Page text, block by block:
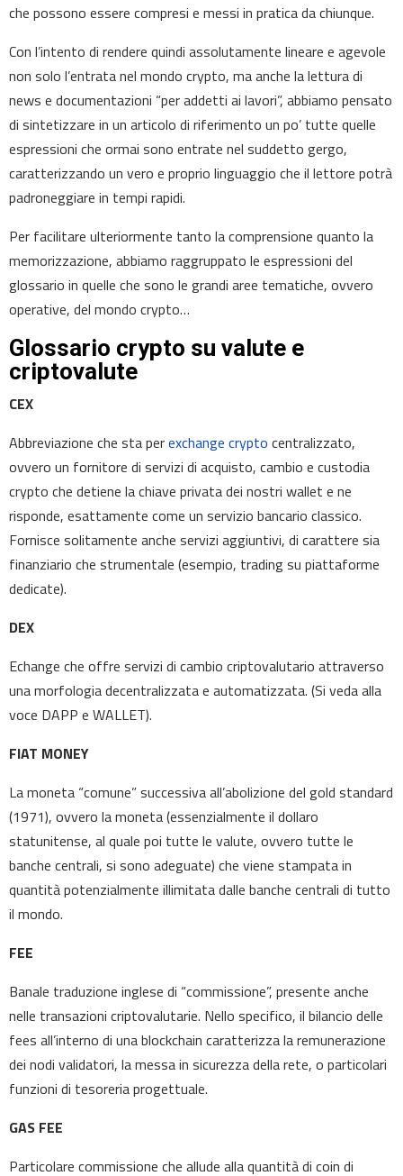
che possono essere compresi e messi in pratica da chiunque.
Con l’intento di rendere quindi assolutamente lineare e agevole
non solo l’entrata nel mondo crypto, ma anche la lettura di
news e documentazioni “per addetti ai lavori”, abbiamo pensato
di sintetizzare in un articolo di riferimento un po’ tutte quelle
espressioni che ormai sono entrate nel suddetto gergo,
caratterizzando un vero e proprio linguaggio che il lettore potrà
padroneggiare in tempi rapidi.
Per facilitare ulteriormente tanto la comprensione quanto la
memorizzazione, abbiamo raggruppato le espressioni del
glossario in quelle che sono le grandi aree tematiche, ovvero
operative, del mondo crypto…
Glossario crypto su valute e
criptovalute
CEX
Abbreviazione che sta perexchange crypto centralizzato,
ovvero un fornitore di servizi di acquisto, cambio e custodia
crypto che detiene la chiave privata dei nostri wallet e ne
risponde, esattamente come un servizio bancario classico.
Fornisce solitamente anche servizi aggiuntivi, di carattere sia
finanziario che strumentale (esempio, trading su piattaforme
dedicate).
DEX
Echange che offre servizi di cambio criptovalutario attraverso
una morfologia decentralizzata e automatizzata. (Si veda alla
voce DAPP e WALLET).
FIAT MONEY
La moneta “comune” successiva all’abolizione del gold standard
(1971), ovvero la moneta (essenzialmente il dollaro
statunitense, al quale poi tutte le valute, ovvero tutte le
banche centrali, si sono adeguate) che viene stampata in
quantità potenzialmente illimitata dalle banche centrali di tutto
il mondo.
FEE
Banale traduzione inglese di “commissione”, presente anche
nelle transazioni criptovalutarie. Nello specifico, il bilancio delle
fees all’interno di una blockchain caratterizza la remunerazione
dei nodi validatori, la messa in sicurezza della rete, o particolari
funzioni di tesoreria progettuale.
GAS FEE
Particolare commissione che allude alla quantità di coin di